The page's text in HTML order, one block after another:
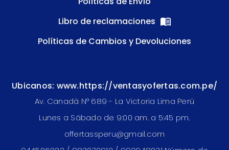
Libro de reclamaciones
Políticas de Cambios y Devoluciones
Ubicanos: www.https://ventasyofertas.com.pe/
Av. Canadá N° 689 - La Victoria Lima Perú
Lunes a Sábado de 9:00 am. a 5:45 pm.
offertassperu@gmail.com